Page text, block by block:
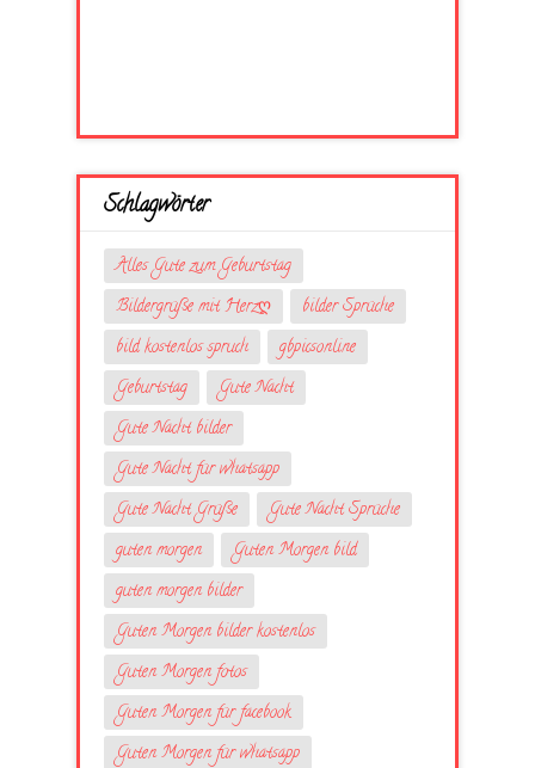
Schlagwörter
Alles Gute zum Geburtstag
Bildergrüße mit Herzღ
bilder Sprüche
bild kostenlos spruch
gbpicsonline
Geburtstag
Gute Nacht
Gute Nacht bilder
Gute Nacht für whatsapp
Gute Nacht Grüße
Gute Nacht Sprüche
guten morgen
Guten Morgen bild
guten morgen bilder
Guten Morgen bilder kostenlos
Guten Morgen fotos
Guten Morgen für facebook
Guten Morgen für whatsapp